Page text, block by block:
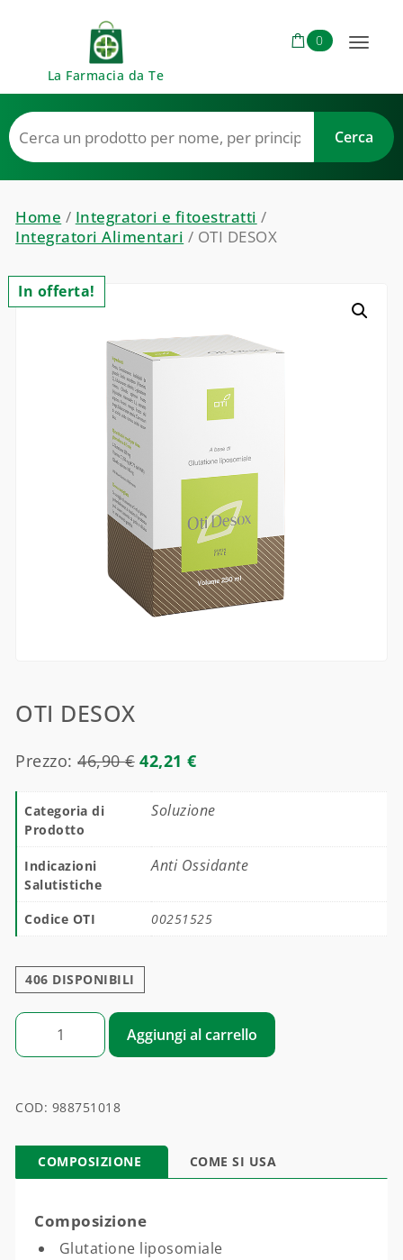
La Farmacia da Te
0
Toggle
Home / Integratori e fitoestratti /
Integratori Alimentari / OTI DESOX
In offerta!
OTI DESOX
Prezzo:46,90€ 42,21€
Categoria di
Prodotto
Soluzione
Indicazioni
Salutistiche
Anti Ossidante
Codice OTI 00251525
406 DISPONIBILI
OTI DESOX quantità
Aggiungi al carrello
COD: 988751018
COMPOSIZIONE COME SI USA
Composizione
Glutatione liposomiale